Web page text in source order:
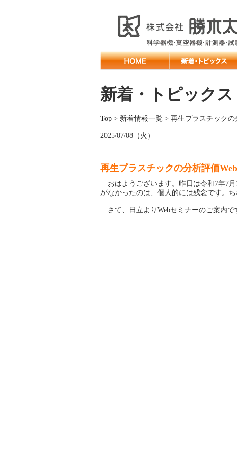
新着・トピックス
Top > 新着情報一覧 > 再生プラスチックの
2025/07/08（火）
再生プラスチックの分析評価
おはようございます。昨日は令和7年7
がなかったのは、個人的には残念です。ち
さて、日立よりWebセミナーのご案内で